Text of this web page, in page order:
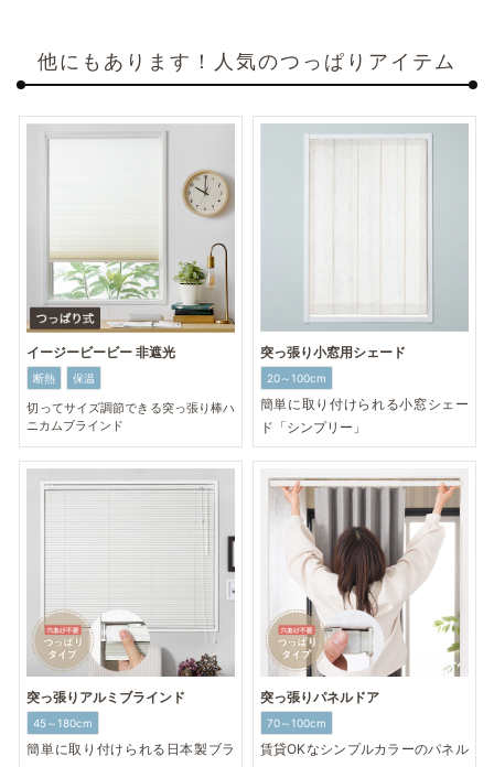
他にもあります！人気のつっぱりアイテム
イージービービー 非遮光
断熱 保温
切ってサイズ調節できる突っ張り棒ハ
ニカムブラインド
突っ張り小窓用シェード
20～100cm
簡単に取り付けられる小窓シェー
ド「シンプリー」
突っ張りアルミブラインド
45～180cm
簡単に取り付けられる日本製ブラ
突っ張りパネルドア
70～100cm
賃貸OKなシンプルカラーのパネル